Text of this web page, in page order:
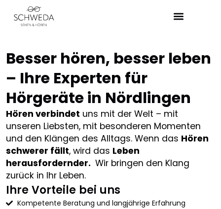
Besser hören, besser leben
– Ihre Experten für
Hörgeräte in Nördlingen
Hören verbindet uns mit der Welt – mit
unseren Liebsten, mit besonderen Momenten
und den Klängen des Alltags. Wenn das Hören
schwerer fällt, wird das Leben
herausfordernder. Wir bringen den Klang
zurück in Ihr Leben.
Ihre Vorteile bei uns
Kompetente Beratung und langjährige Erfahrung